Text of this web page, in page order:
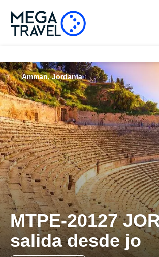
MTPE-20127
salida desde jo
Amman, Jordania